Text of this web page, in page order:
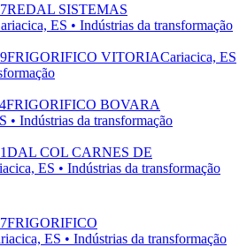
REDAL SISTEMAS
ES • Indústrias da transformação
FRIGORIFICO VITORIACariacica, ES
FRIGORIFICO BOVARA
• Indústrias da transformação
DAL COL CARNES DE
ES • Indústrias da transformação
FRIGORIFICO
ES • Indústrias da transformação